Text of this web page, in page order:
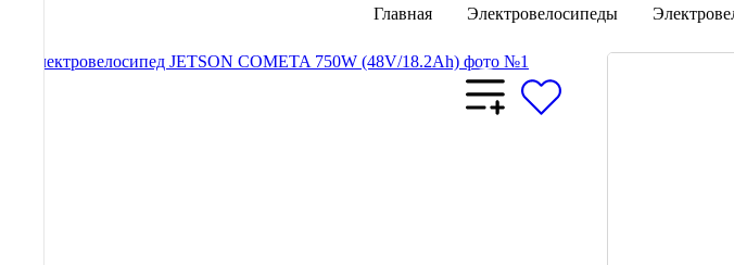
Главная Электровелосипеды